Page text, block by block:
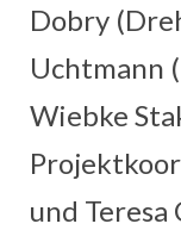
Dobry
Uchtmann
Wiebke
und Teresa